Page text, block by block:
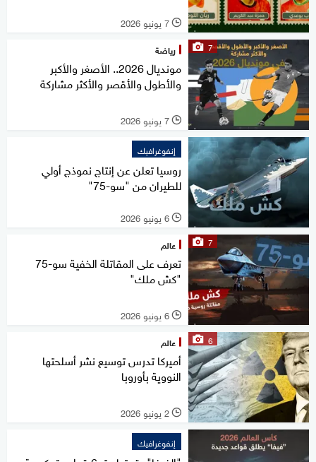
l 7 يونيو 2026
7 رياضة
مونديال 2026.. الأصغر والأكبر
والأطول والأقصر والأكثر مشاركة
l 7 يونيو 2026
إنفوغرافيك
روسيا تعلن عن إنتاج نموذج أولي
للطيران من "سو-75"
l 6 يونيو 2026
7 عالم
تعرف على المقاتلة الخفية سو-75
"كش ملك"
l 6 يونيو 2026
6 عالم
أميركا تدرس توسيع نشر أسلحتها
النووية بأوروبا
l 2 يونيو 2026
إنفوغرافيك